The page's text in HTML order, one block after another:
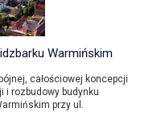
Warmińskim
całościowej koncepcji
rozbudowy budynku
przy ul.